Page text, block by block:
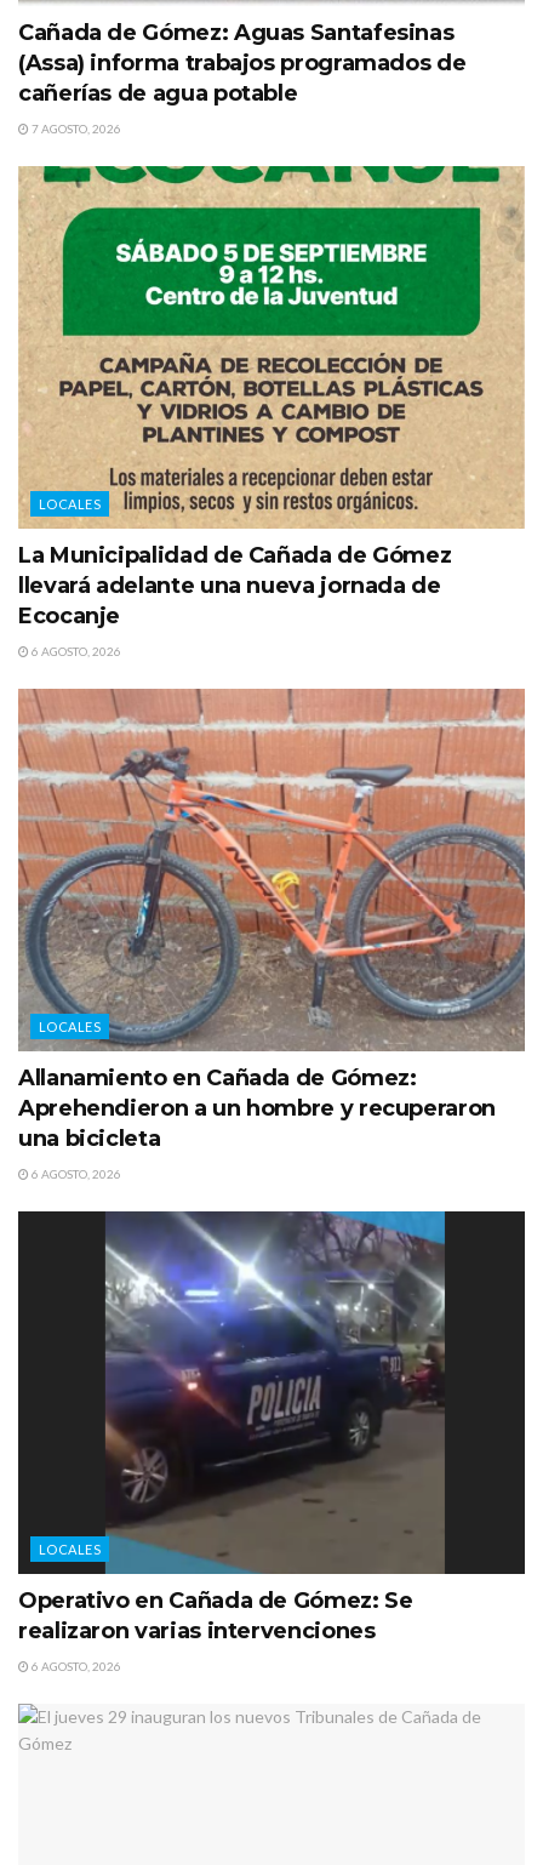
Cañada de Gómez: Aguas Santafesinas
(Assa) informa trabajos programados de
cañerías de agua potable
7 AGOSTO, 2026
LOCALES
La Municipalidad de Cañada de Gómez
llevará adelante una nueva jornada de
Ecocanje
6 AGOSTO, 2026
LOCALES
Allanamiento en Cañada de Gómez:
Aprehendieron a un hombre y recuperaron
una bicicleta
6 AGOSTO, 2026
LOCALES
Operativo en Cañada de Gómez: Se
realizaron varias intervenciones
6 AGOSTO, 2026